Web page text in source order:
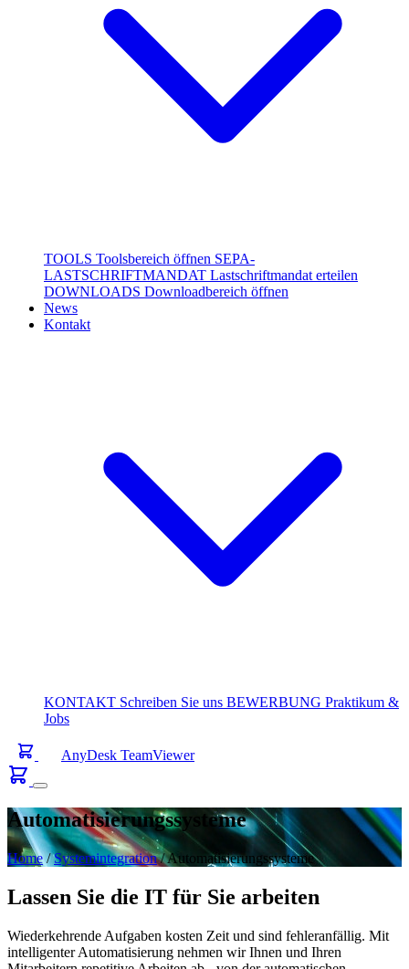
TOOLS Toolsbereich öffnen SEPA-
LASTSCHRIFTMANDAT Lastschriftmandat erteilen
DOWNLOADS Downloadbereich öffnen
News
Kontakt
KONTAKT Schreiben Sie uns BEWERBUNG Praktikum &
Jobs
AnyDesk TeamViewer
Automatisierungssysteme
Home / Systemintegration /Automatisierungssysteme
Lassen Sie die IT für Sie arbeiten
Wiederkehrende Aufgaben kosten Zeit und sind fehleranfällig. Mit
intelligenter Automatisierung nehmen wir Ihnen und Ihren